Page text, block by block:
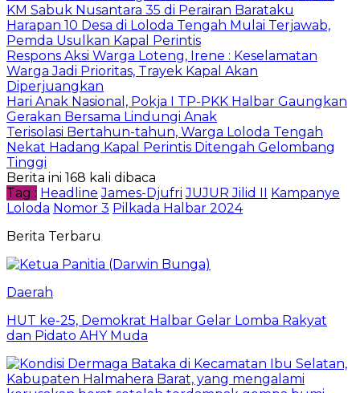
KM Sabuk Nusantara 35 di Perairan Barataku
Harapan 10 Desa di Loloda Tengah Mulai Terjawab,
Pemda Usulkan Kapal Perintis
Respons Aksi Warga Loteng, Irene : Keselamatan
Warga Jadi Prioritas, Trayek Kapal Akan
Diperjuangkan
Hari Anak Nasional, Pokja I TP-PKK Halbar Gaungkan
Gerakan Bersama Lindungi Anak
Terisolasi Bertahun-tahun, Warga Loloda Tengah
Nekat Hadang Kapal Perintis Ditengah Gelombang
Tinggi
Berita ini 168 kali dibaca
Tag : Headline James-Djufri JUJUR Jilid II Kampanye
Loloda Nomor 3 Pilkada Halbar 2024
Berita Terbaru
Daerah
HUT ke-25, Demokrat Halbar Gelar Lomba Rakyat
dan Pidato AHY Muda